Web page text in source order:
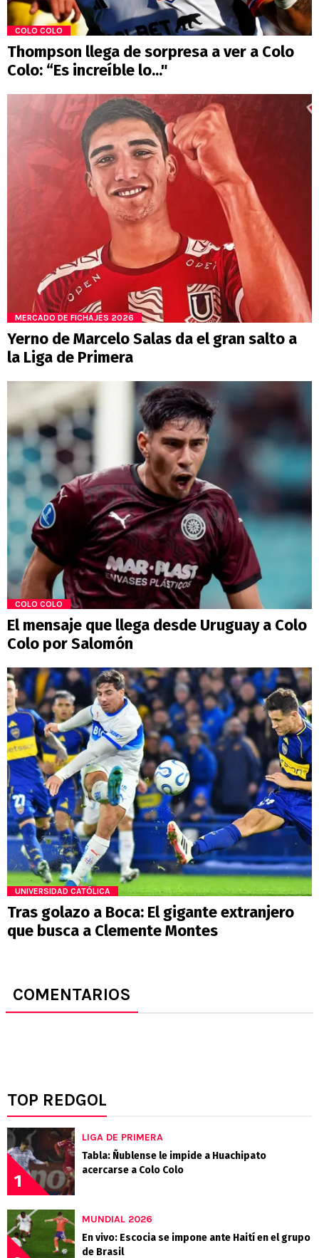
COLO COLO
Thompson llega de sorpresa a ver a Colo
Colo: “Es increíble lo..."
MERCADO DE FICHAJES 2026
Yerno de Marcelo Salas da el gran salto a
la Liga de Primera
COLO COLO
El mensaje que llega desde Uruguay a Colo
Colo por Salomón
UNIVERSIDAD CATÓLICA
Tras golazo a Boca: El gigante extranjero
que busca a Clemente Montes
COMENTARIOS
TOP REDGOL
1
LIGA DE PRIMERA
Tabla: Ñublense le impide a Huachipato
acercarse a Colo Colo
MUNDIAL 2026
En vivo: Escocia se impone ante Haití en el grupo
de Brasil